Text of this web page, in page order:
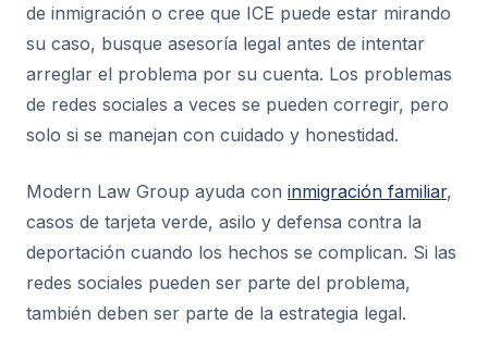
de inmigración o cree que ICE puede estar mirando
su caso, busque asesoría legal antes de intentar
arreglar el problema por su cuenta. Los problemas
de redes sociales a veces se pueden corregir, pero
solo si se manejan con cuidado y honestidad.
Modern Law Group ayuda con inmigración familiar,
casos de tarjeta verde, asilo y defensa contra la
deportación cuando los hechos se complican. Si las
redes sociales pueden ser parte del problema,
también deben ser parte de la estrategia legal.